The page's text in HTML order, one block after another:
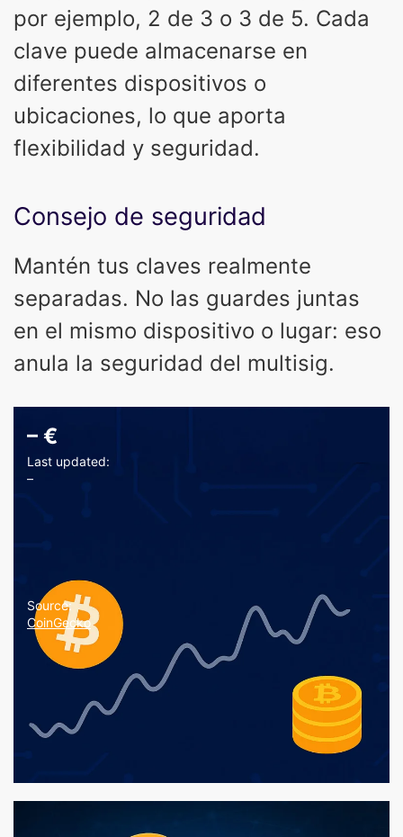
por ejemplo, 2 de 3 o 3 de 5. Cada
clave puede almacenarse en
diferentes dispositivos o
ubicaciones, lo que aporta
flexibilidad y seguridad.
Consejo de seguridad
Mantén tus claves realmente
separadas. No las guardes juntas
en el mismo dispositivo o lugar: eso
anula la seguridad del multisig.
– €
Last updated:
–
Source:
CoinGecko